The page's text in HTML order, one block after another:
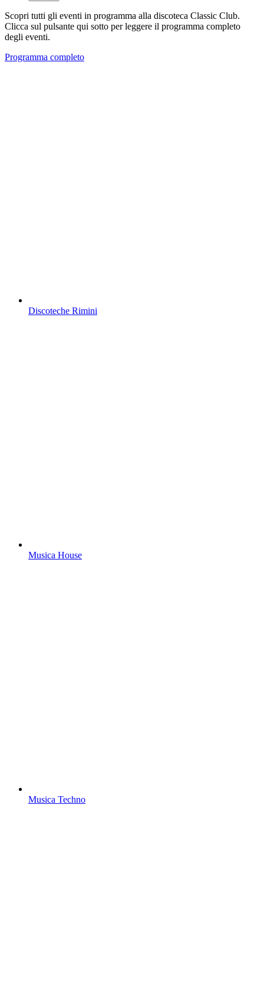
Scopri tutti gli eventi in programma alla discoteca Classic Club.
Clicca sul pulsante qui sotto per leggere il programma completo
degli eventi.
Programma completo
Discoteche Rimini
Musica House
Musica Techno